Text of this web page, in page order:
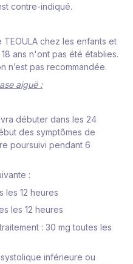
contre-indiqué.
chez les enfants et
ans n'ont pas été établies.
n’est pas recommandée.
aiguë :
débuter dans les 24
des symptômes de
poursuivi pendant 6
:
les 12 heures
les 12 heures
: 30 mg toutes les
inférieure ou